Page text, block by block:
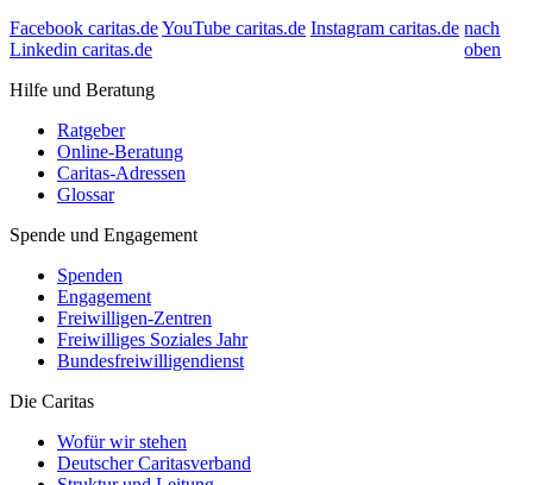
Facebook caritas.deYouTube caritas.de Instagram caritas.de
Linkedin caritas.de
nach
oben
Hilfe und Beratung
Ratgeber
Online-Beratung
Caritas-Adressen
Glossar
Spende und Engagement
Spenden
Engagement
Freiwilligen-Zentren
Freiwilliges Soziales Jahr
Bundesfreiwilligendienst
Die Caritas
Wofür wir stehen
Deutscher Caritasverband